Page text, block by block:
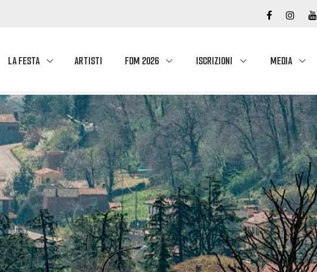
LA FESTA ARTISTI FDM 2026 ISCRIZIONI MEDIA